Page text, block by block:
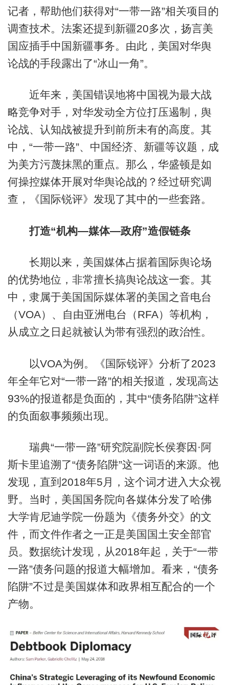
记者，帮助他们获得对“一带一路”相关项目的
调查技术。法案还提到新疆20多次，扬言美
国应插手中国新疆事务。由此，美国对华舆
论战的手段露出了“冰山一角”。
近年来，美国错误地将中国视为最大战
略竞争对手，对华发动全方位打压遏制，舆
论战、认知战被提升到前所未有的高度。其
中，“一带一路”、中国经济、新疆等议题，成
为美方污蔑抹黑的重点。那么，华盛顿是如
何操控媒体开展对华舆论战的？经过研究调
查，《国际锐评》发现了其中的一些套路。
打造“机构—媒体—政府”造假链条
长期以来，美国媒体占据着国际舆论场
的优势地位，非常擅长搞舆论战这一套。其
中，隶属于美国国际媒体署的美国之音电台
（VOA）、自由亚洲电台（RFA）等机构，
从成立之日起就被认为带有强烈的政治性。
以VOA为例。《国际锐评》分析了2023
年全年它对“一带一路”的相关报道，发现高达
93%的报道都是负面的，其中“债务陷阱”这样
的负面叙事频频出现。
瑞典“一带一路”研究院副院长侯赛因·阿
斯卡里追溯了“债务陷阱”这一词语的来源。他
发现，直到2018年5月，这个词才进入大众视
野。当时，美国国务院向各媒体分发了哈佛
大学肯尼迪学院一份题为《债务外交》的文
件，而文件作者之一正是美国国土安全部官
员。数据统计发现，从2018年起，关于“一带
一路”债务问题的报道大幅增加。看来，“债务
陷阱”不过是美国媒体和政界相互配合的一个
产物。